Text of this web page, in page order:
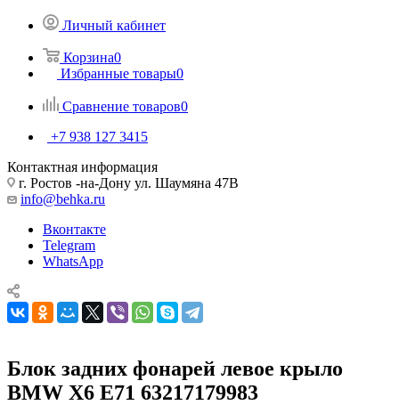
Личный кабинет
Корзина0
Избранные товары0
Сравнение товаров0
+7 938 127 3415
Контактная информация
г. Ростов -на-Дону ул. Шаумяна 47В
info@behka.ru
Вконтакте
Telegram
WhatsApp
Блок задних фонарей левое крыло
BMW X6 E71 63217179983